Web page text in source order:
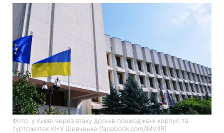
Фото: у Києві через атаку дронів пошкоджені корпус та
гуртожиток КНУ Шевченка (facebook.com/IMV.IIR)